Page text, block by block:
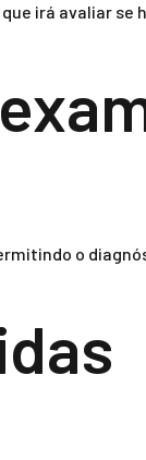
irá avaliar se
o